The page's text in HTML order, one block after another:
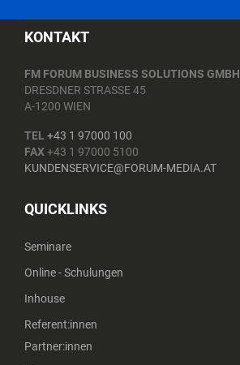
KONTAKT
FM FORUM BUSINESS SOLUTIONS GMBH
DRESDNER STRASSE 45
A-1200 WIEN
TEL +43 1 97000 100
FAX+43 1 97000 5100
KUNDENSERVICE@FORUM-MEDIA.AT
QUICKLINKS
Seminare
Online - Schulungen
Inhouse
Referent:innen
Partner:innen